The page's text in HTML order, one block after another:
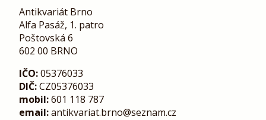
Antikvariát Brno
Alfa Pasáž, 1. patro
Poštovská 6
602 00 BRNO
IČO:05376033
DIČ:CZ05376033
mobil:601 118 787
email:antikvariat.brno@seznam.cz